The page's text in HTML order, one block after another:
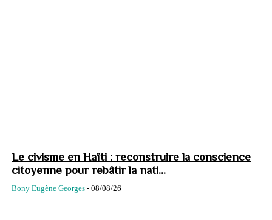
Le civisme en Haïti : reconstruire la conscience
citoyenne pour rebâtir la nati...
Bony Eugène Georges - 08/08/26